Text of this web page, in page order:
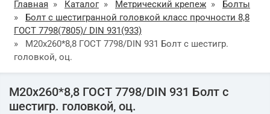
Главная » Каталог » Метрический крепеж »
Болты
»
Болт с шестигранной головкой класс прочности 8,8
ГОСТ 7798(7805)/ DIN 931(933)
»
М20х260*8,8 ГОСТ 7798/DIN 931 Болт с шестигр.
головкой, оц.
М20х260*8,8 ГОСТ 7798/DIN 931 Болт с
шестигр. головкой, оц.